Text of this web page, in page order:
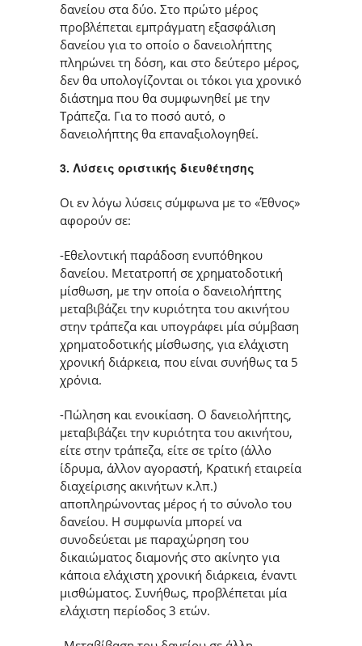
δανείου στα δύο. Στο πρώτο μέρος
προβλέπεται εμπράγματη εξασφάλιση
δανείου για το οποίο ο δανειολήπτης
πληρώνει τη δόση, και στο δεύτερο μέρος,
δεν θα υπολογίζονται οι τόκοι για χρονικό
διάστημα που θα συμφωνηθεί με την
Τράπεζα. Για το ποσό αυτό, ο
δανειολήπτης θα επαναξιολογηθεί.
3. Λύσεις οριστικής διευθέτησης
Οι εν λόγω λύσεις σύμφωνα με το «Έθνος»
αφορούν σε:
-Εθελοντική παράδοση ενυπόθηκου
δανείου. Μετατροπή σε χρηματοδοτική
μίσθωση, με την οποία ο δανειολήπτης
μεταβιβάζει την κυριότητα του ακινήτου
στην τράπεζα και υπογράφει μία σύμβαση
χρηματοδοτικής μίσθωσης, για ελάχιστη
χρονική διάρκεια, που είναι συνήθως τα 5
χρόνια.
-Πώληση και ενοικίαση. Ο δανειολήπτης,
μεταβιβάζει την κυριότητα του ακινήτου,
είτε στην τράπεζα, είτε σε τρίτο (άλλο
ίδρυμα, άλλον αγοραστή, Κρατική εταιρεία
διαχείρισης ακινήτων κ.λπ.)
αποπληρώνοντας μέρος ή το σύνολο του
δανείου. Η συμφωνία μπορεί να
συνοδεύεται με παραχώρηση του
δικαιώματος διαμονής στο ακίνητο για
κάποια ελάχιστη χρονική διάρκεια, έναντι
μισθώματος. Συνήθως, προβλέπεται μία
ελάχιστη περίοδος 3 ετών.